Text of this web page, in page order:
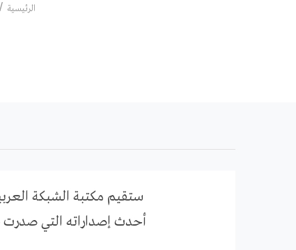
الرئيسية
ستقيم مكتبة الشبكة
أحدث إصداراته التي صدرت